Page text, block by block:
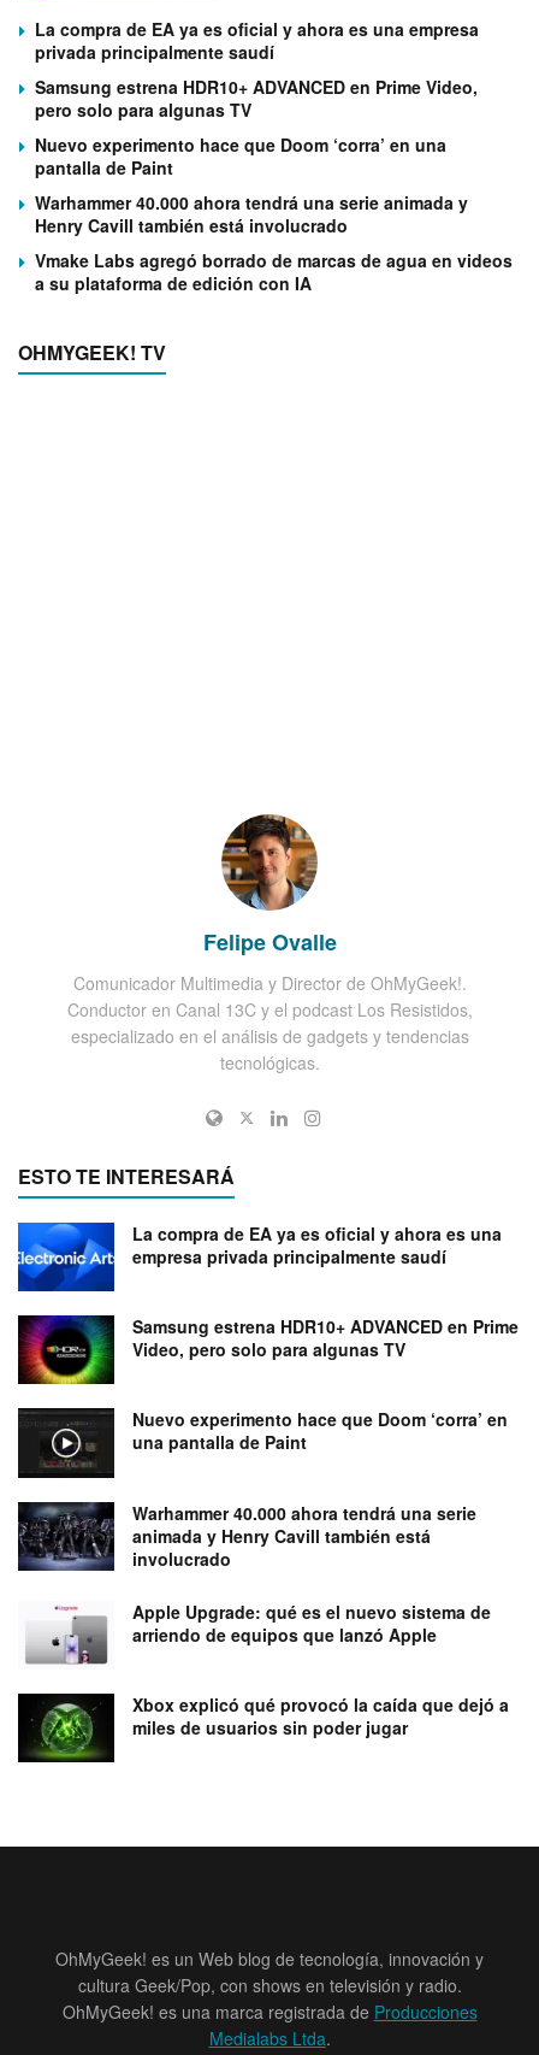
La compra de EA ya es oficial y ahora es una empresa
privada principalmente saudí
Samsung estrena HDR10+ ADVANCED en Prime Video,
pero solo para algunas TV
Nuevo experimento hace que Doom ‘corra’ en una
pantalla de Paint
Warhammer 40.000 ahora tendrá una serie animada y
Henry Cavill también está involucrado
Vmake Labs agregó borrado de marcas de agua en videos
a su plataforma de edición con IA
OHMYGEEK! TV
Felipe Ovalle
Comunicador Multimedia y Director de OhMyGeek!.
Conductor en Canal 13C y el podcast Los Resistidos,
especializado en el análisis de gadgets y tendencias
tecnológicas.
ESTO TE INTERESARÁ
La compra de EA ya es oficial y ahora es una
empresa privada principalmente saudí
Samsung estrena HDR10+ ADVANCED en Prime
Video, pero solo para algunas TV
Nuevo experimento hace que Doom ‘corra’ en
una pantalla de Paint
Warhammer 40.000 ahora tendrá una serie
animada y Henry Cavill también está
involucrado
Apple Upgrade: qué es el nuevo sistema de
arriendo de equipos que lanzó Apple
Xbox explicó qué provocó la caída que dejó a
miles de usuarios sin poder jugar
OhMyGeek! es un Web blog de tecnología, innovación y
cultura Geek/Pop, con shows en televisión y radio.
OhMyGeek! es una marca registrada de Producciones
Medialabs Ltda.